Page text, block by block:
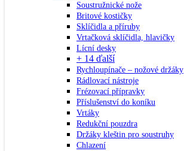
Soustružnické nože
Britové kostičky
Sklíčidla a příruby
Vrtačková sklíčidla, hlavičky
Lícní desky
+ 14 ďalší
Rychloupínače – nožové držáky
Rádlovací nástroje
Frézovací přípravky
Příslušenství do koníku
Vrtáky
Redukční pouzdra
Držáky kleštin pro soustruhy
Chlazení